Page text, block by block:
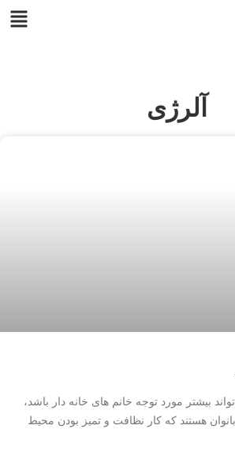
آلرژی
بیشتر مورد توجه خانم های خانه دار باشد،
هستند که کار نظافت و تمیز بودن محیط